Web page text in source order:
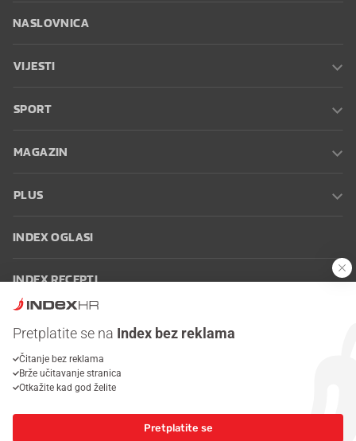
NASLOVNICA
VIJESTI
SPORT
MAGAZIN
PLUS
INDEX OGLASI
INDEX RECEPTI
Oglašavanje Zaposli se na Indexu
korištenja
Postavke kolačića
Pretplatite se na Index bez reklama
Čitanje bez reklama
Brže učitavanje stranica
Otkažite kad god želite
Pretplatite se